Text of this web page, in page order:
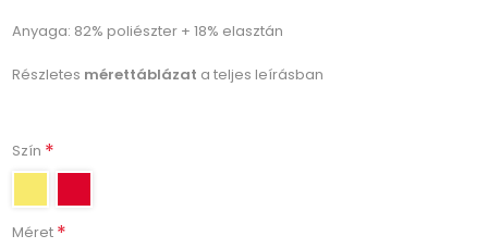
Anyaga: 82% poliészter + 18% elasztán
Részletes mérettáblázat a teljes leírásban
Szín *
Méret *